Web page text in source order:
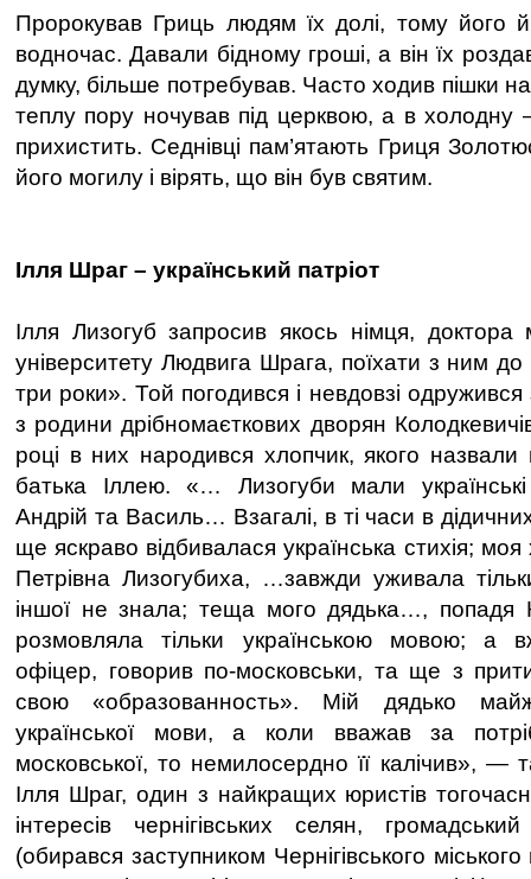
Пророкував Гриць людям їх долі, тому його
водночас. Давали бідному гроші, а він їх
думку, більше потребував. Часто ходив пішки
теплу пору ночував під церквою, а в холодну
прихистить. Седнівці пам’ятають Гриця
його могилу і вірять, що він був святим.
Ілля Шраг – український патріот
Ілля Лизогуб запросив якось німця, доктора
університету Людвига Шрага, поїхати з ним
три роки». Той погодився і невдовзі
з родини дрібномаєткових дворян
році в них народився хлопчик, якого
батька Іллею. «… Лизогуби мали українські
Андрій та Василь… Взагалі, в ті часи в
ще яскраво відбивалася українська стихія;
Петрівна Лизогубиха, …завжди уживала
іншої не знала; теща мого дядька…, попадя
розмовляла тільки українською мовою; а
офіцер, говорив по-московськи, та ще з
свою «образованность». Мій дядько
української мови, а коли вважав за
московської, то немилосердно її калічив», —
Ілля Шраг, один з найкращих юристів
інтересів чернігівських селян,
(обирався заступником Чернігівського